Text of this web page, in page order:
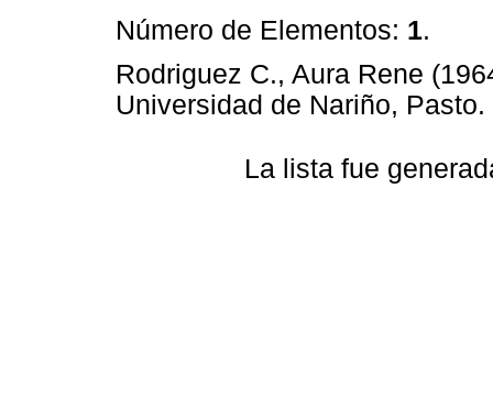
Número de Elementos: 1.
Rodriguez C., Aura Rene
Universidad de Nariño, Pasto.
La lista fue